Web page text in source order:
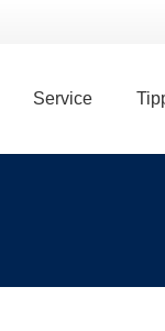
Service